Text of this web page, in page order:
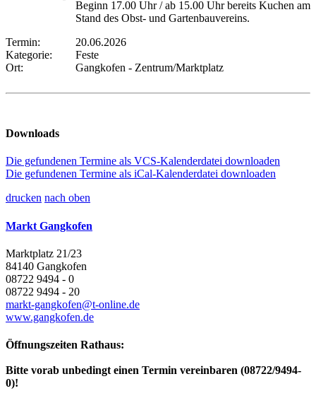
Beginn 17.00 Uhr / ab 15.00 Uhr bereits Kuchen am
Stand des Obst- und Gartenbauvereins.
Termin:
20.06.2026
Kategorie:
Feste
Ort:
Gangkofen - Zentrum/Marktplatz
Downloads
Die gefundenen Termine als VCS-Kalenderdatei downloaden
Die gefundenen Termine als iCal-Kalenderdatei downloaden
drucken nach oben
Markt Gangkofen
Marktplatz 21/23
84140 Gangkofen
08722 9494 - 0
08722 9494 - 20
markt-gangkofen@t-online.de
www.gangkofen.de
Öffnungszeiten Rathaus:
Bitte vorab unbedingt einen Termin vereinbaren (08722/9494-
0)!